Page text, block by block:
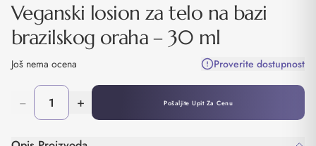
Veganski losion za telo na bazi
brazilskog oraha – 30 ml
Još nema ocena Proverite dostupnost
− + Pošaljite Upit Za Cenu